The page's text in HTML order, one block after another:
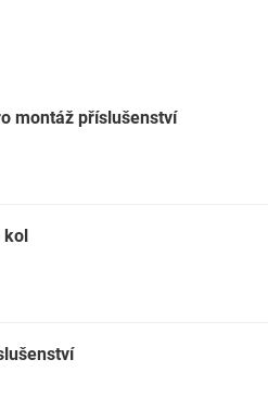
montáž příslušenství